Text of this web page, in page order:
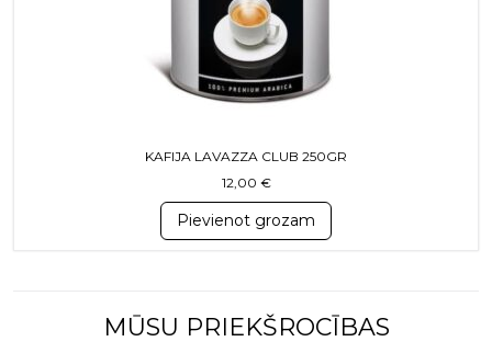
KAFIJA LAVAZZA CLUB 250GR
12,00 €
Pievienot grozam
MŪSU PRIEKŠROCĪBAS